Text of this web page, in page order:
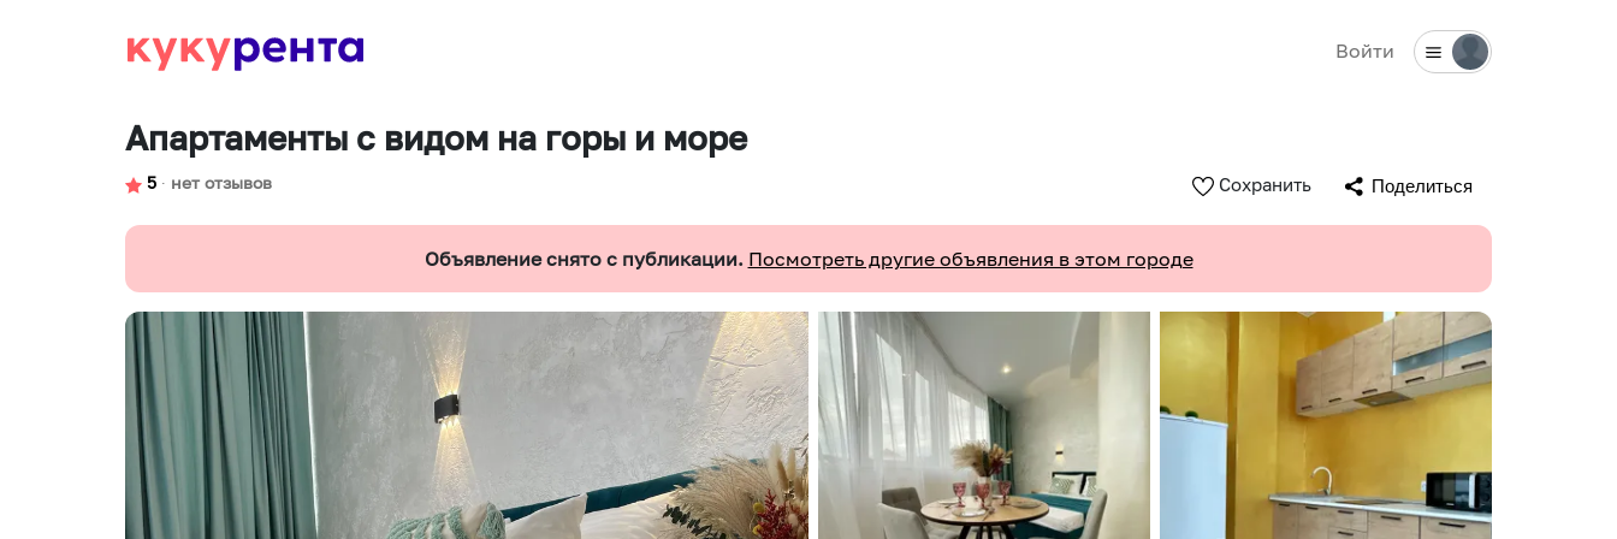
Войти
Апартаменты с видом на горы и море
5 ∙ нет отзывов Сохранить Поделиться
Объявление снято с публикации. Посмотреть другие объявления в этом городе